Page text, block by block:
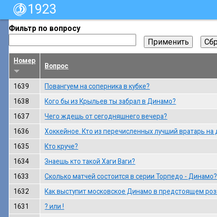
1923
Фильтр по вопросу
Номер
Вопрос
1639
Повангуем на соперника в кубке?
1638
Кого бы из Крыльев ты забрал в Динамо?
1637
Чего ждешь от сегодняшнего вечера?
1636
Хоккейное. Кто из перечисленных лучший вратарь
1635
Кто круче?
1634
Знаешь кто такой Хаги Ваги?
1633
Сколько матчей состоится в серии Торпедо - Динамо?
1632
Как выступит московское Динамо в предстоящем
1631
? или !